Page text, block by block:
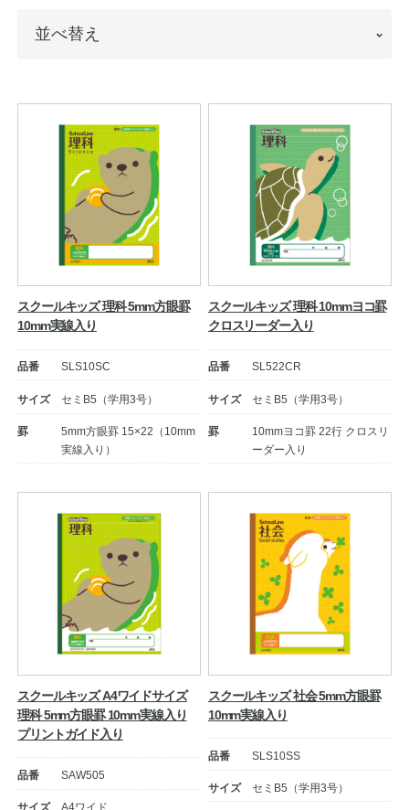
探求・自主学習のすすめ
公式オンラインショップ
企業情報 SDGsと未来
カタログ お知らせ
お問い合わせ プライバシーポリシー
English
教職員の皆さまへ
法人のお客様へ
OEMご希望の方へ
え
並べ替え
スクールキッズ 理科 5mm方眼罫
10mm実線入り
品番 SLS10SC
サイズ セミB5（学用3号）
罫
5mm方眼罫 15×22（10mm
実線入り）
スクールキッズ 理科 10mmヨコ罫
クロスリーダー入り
品番 SL522CR
サイズ セミB5（学用3号）
罫
10mmヨコ罫 22行 クロスリ
ーダー入り
スクールキッズ A4ワイドサイズ
理科 5mm方眼罫 10mm実線入り
プリントガイド入り
品番 SAW505
サイズ A4ワイド
スクールキッズ 社会 5mm方眼罫
10mm実線入り
品番 SLS10SS
サイズ セミB5（学用3号）